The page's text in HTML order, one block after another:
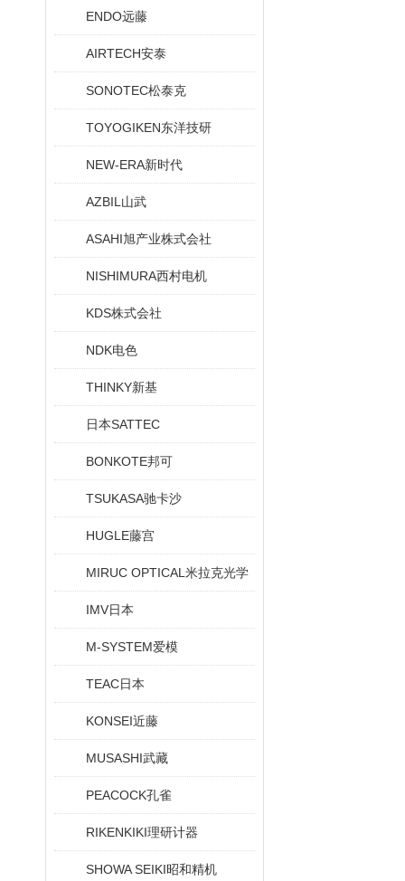
ENDO远藤
AIRTECH安泰
SONOTEC松泰克
TOYOGIKEN东洋技研
NEW-ERA新时代
AZBIL山武
ASAHI旭产业株式会社
NISHIMURA西村电机
KDS株式会社
NDK电色
THINKY新基
日本SATTEC
BONKOTE邦可
TSUKASA驰卡沙
HUGLE藤宫
MIRUC OPTICAL米拉克光学
IMV日本
M-SYSTEM爱模
TEAC日本
KONSEI近藤
MUSASHI武藏
PEACOCK孔雀
RIKENKIKI理研计器
SHOWA SEIKI昭和精机